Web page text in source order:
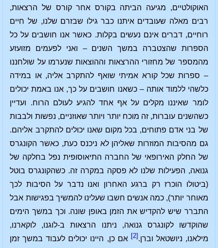
האוקולטיים, מגיעה הביתה בקורס אחר קורס של הרצאות,
רבים מאלה שעובדים איתנו כבר גילו שבזרם שלנו, של חיים
רוחיים, דברים אינם נעשים בקלות. כאשר אנו חושבים על כל
הספרות שהצטברה במשך השנים – ואני לפעמים מזועזע
מהמספר של מחזורי ההרצאות וההוצאות שנערמו על שולחננו
– ספרות שכל קורא אמיתי שואף להתקרב אליה, או במידה
כלשהי ללמוד אותה – כשאנו חושבים על כך, אנו באמת יכולים
לומר שאיננו מקלים על אף אחד להגיע לעולם הרוח. ועדיין
כשהשנים עוברות, זה מוכח יותר ויותר שאוזניים, נפשות ולבבות
של בני אדם פתוחים, בכל מקום שאנו יכולים להתקרב אליהם.
גם מהסיבות המוזרות שאליהן לא ניכנס כעת, כאשר הקונגרס
של החלק האירופאי של החברה התיאוסופית נפל בחלקה של
גנואה, הפעילות שלנו לא פסקה במקרה זה. כשהקונגרס בוטל
(ביטולו הוכרז רק ברגע האחרון ואנו נדבר על הסיבות לכך
מאוחר יותר), כמה אנשים חשבו שעלינו להמשיך בפגישות אבל
התברר שיש להקדיש את הזמן באופן שונה. וכך במשך הימים
שהוקדשו לקונגרס גנואה, ניתנו הרצאות ב-לוגנו, לוקארנו,
מילאנו, ניושטאל וברן. [2]
אם כן, היינו יכולים לעבוד במשך זמן